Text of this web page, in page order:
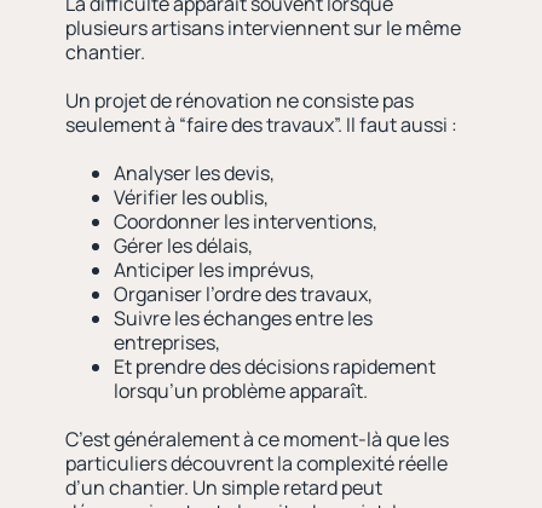
plusieurs artisans interviennent sur le même
chantier.
Un projet de rénovation ne consiste pas
seulement à “faire des travaux”. Il faut aussi :
Analyser les devis,
Vérifier les oublis,
Coordonner les interventions,
Gérer les délais,
Anticiper les imprévus,
Organiser l’ordre des travaux,
Suivre les échanges entre les
entreprises,
Et prendre des décisions rapidement
lorsqu’un problème apparaît.
C’est généralement à ce moment-là que les
particuliers découvrent la complexité réelle
d’un chantier. Un simple retard peut